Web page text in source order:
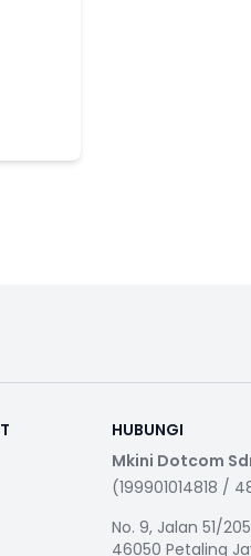
HUBUNGI
Mkini Dotcom
(199901014818 /
No. 9, Jalan 51/
46050 Petaling